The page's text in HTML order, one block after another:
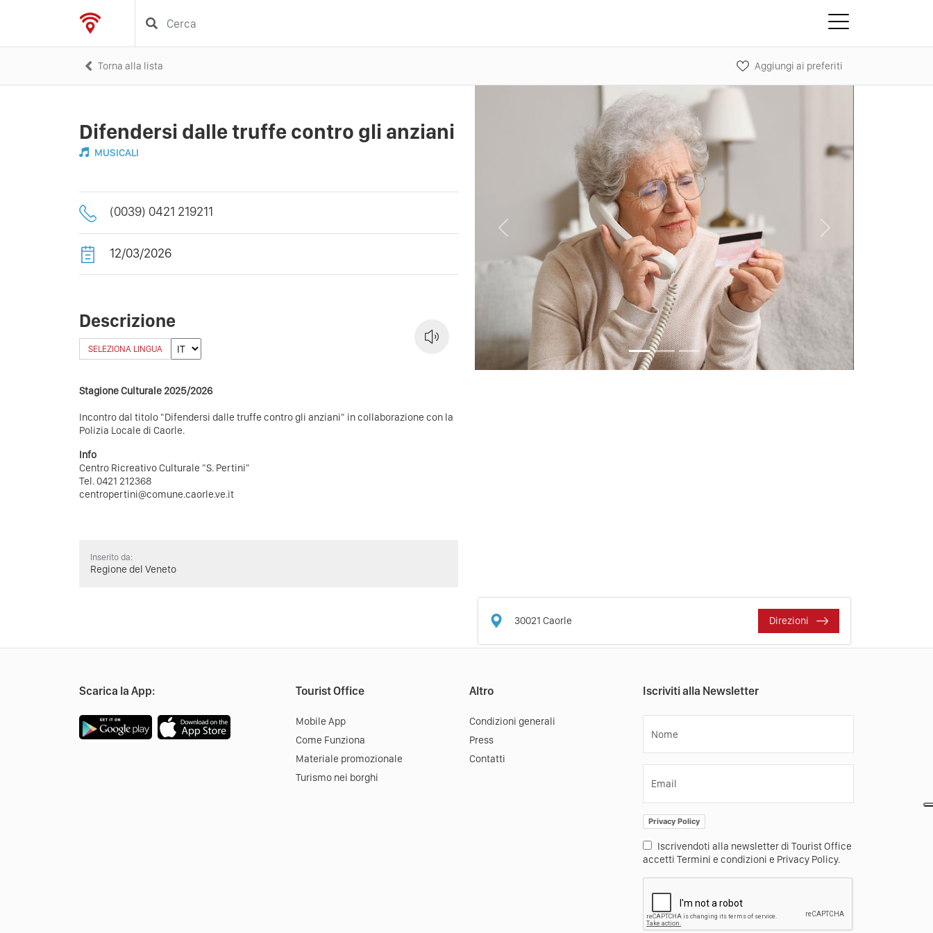
Torna alla lista Aggiungi ai preferiti
Difendersi dalle truffe contro gli anziani
MUSICALI
(0039) 0421 219211
12/03/2026
Descrizione
SELEZIONA LINGUA
Stagione Culturale 2025/2026
Incontro dal titolo "Difendersi dalle truffe contro gli anziani" in collaborazione con la
Polizia Locale di Caorle.
Info
Centro Ricreativo Culturale "S. Pertini"
Tel. 0421 212368
centropertini@comune.caorle.ve.it
Inserito da:
Regione del Veneto
Previous Next
30021 Caorle Direzioni
Scarica la App: Tourist Office
Mobile App
Come Funziona
Materiale promozionale
Turismo nei borghi
Altro
Condizioni generali
Press
Contatti
Iscriviti alla Newsletter
Nome
Email
Privacy Policy
Iscrivendoti alla newsletter di Tourist Office
accetti Termini e condizioni e Privacy Policy.